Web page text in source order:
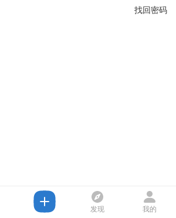
找回密码
发现 我的